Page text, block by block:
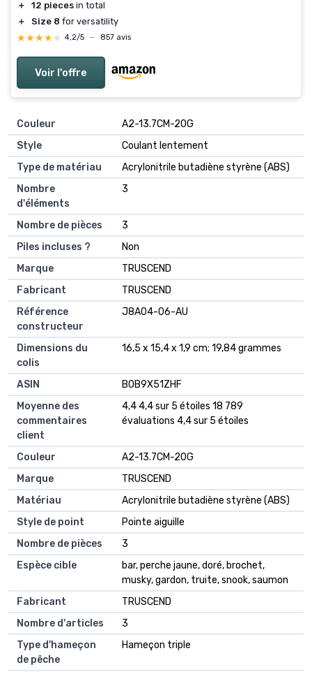
＋ 12 pieces in total
＋
Size 8 for versatility
★★★★★
★★★★★ 4,2/5 — 857 avis
Voir l'offre
Couleur
‎A2-13.7CM-20G
Style
‎Coulant lentement
Type de matériau
‎Acrylonitrile butadiène styrène (ABS)
Nombre
d'éléments
‎3
Nombre de pièces
‎3
Piles incluses ?
‎Non
Marque
‎TRUSCEND
Fabricant
‎TRUSCEND
Référence
constructeur
‎J8A04-06-AU
Dimensions du
colis
‎16,5 x 15,4 x 1,9 cm; 19,84 grammes
ASIN
‎B0B9X51ZHF
Moyenne des
commentaires
client
4,4 4,4 sur 5 étoiles 18 789
évaluations 4,4 sur 5 étoiles
Couleur
A2-13.7CM-20G
Marque
TRUSCEND
Matériau
Acrylonitrile butadiène styrène (ABS)
Style de point
Pointe aiguille
Nombre de pièces
3
Espèce cible
bar, perche jaune, doré, brochet,
musky, gardon, truite, snook, saumon
Fabricant
TRUSCEND
Nombre d'articles
3
Type d'hameçon
de pêche
Hameçon triple